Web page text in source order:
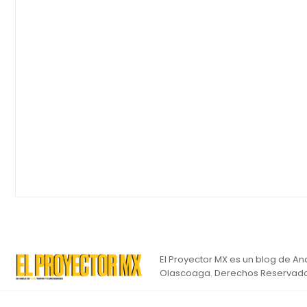
El Proyector MX es un blog de
Olascoaga. Derechos